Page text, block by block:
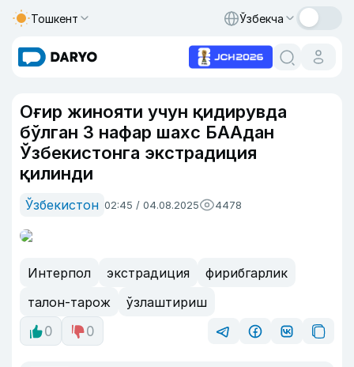
Тошкент Ўзбекча
Оғир жинояти учун қидирувда
бўлган 3 нафар шахс БААдан
Ўзбекистонга экстрадиция
қилинди
Ўзбекистон 02:45 / 04.08.2025 4478
Интерпол экстрадиция
фирибгарлик
талон-тарож
ўзлаштириш
0
0